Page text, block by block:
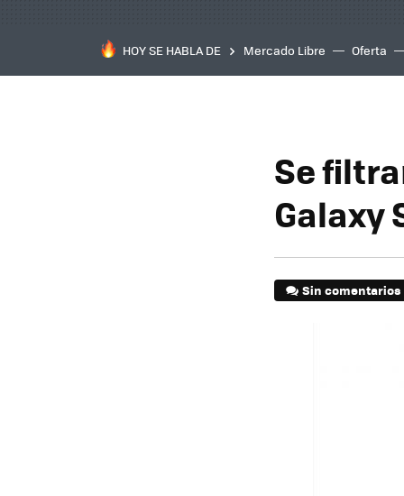
HOY SE HABLA DE Mercado Libre Oferta
Se
Galaxy
Sin comentarios